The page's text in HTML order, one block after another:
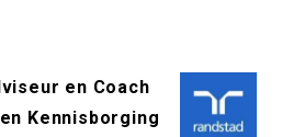
en Coach
Kennisborging